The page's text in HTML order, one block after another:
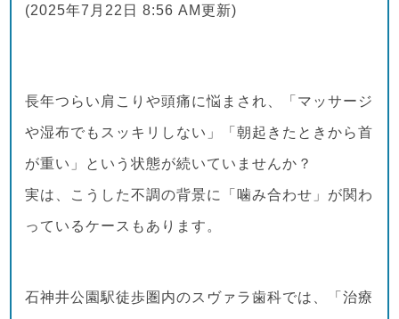
(2025年7月22日 8:56 AM更新)
長年つらい肩こりや頭痛に悩まされ、「マッサージ
や湿布でもスッキリしない」「朝起きたときから首
が重い」という状態が続いていませんか？
実は、こうした不調の背景に「噛み合わせ」が関わ
っているケースもあります。
石神井公園駅徒歩圏内のスヴァラ歯科では、「治療